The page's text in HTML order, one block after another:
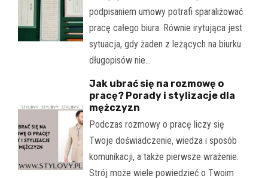
podpisaniem umowy potrafi sparaliżować
pracę całego biura. Równie irytująca jest
sytuacja, gdy żaden z leżących na biurku
długopisów nie…
Jak ubrać się na rozmowę o
pracę? Porady i stylizacje dla
mężczyzn
Podczas rozmowy o pracę liczy się
Twoje doświadczenie, wiedza i sposób
komunikacji, a także pierwsze wrażenie.
Strój może wiele powiedzieć o Twoim